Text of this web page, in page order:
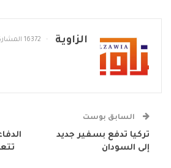
الزاوية 16372 المشاركات
السابق بوست
تركيا تدفع بسفير جديد
إلى السودان